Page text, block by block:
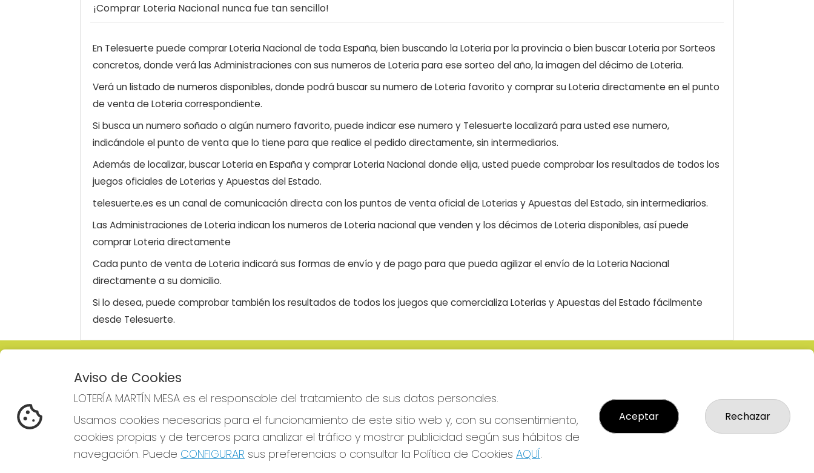
¡Comprar Loteria Nacional nunca fue tan sencillo!
En Telesuerte puede comprar Loteria Nacional de toda España, bien buscando la Loteria por la provincia o bien buscar Loteria por Sorteos
concretos, donde verá las Administraciones con sus numeros de Loteria para ese sorteo del año, la imagen del décimo de Loteria.
Verá un listado de numeros disponibles, donde podrá buscar su numero de Loteria favorito y comprar su Loteria directamente en el punto
de venta de Loteria correspondiente.
Si busca un numero soñado o algún numero favorito, puede indicar ese numero y Telesuerte localizará para usted ese numero,
indicándole el punto de venta que lo tiene para que realice el pedido directamente, sin intermediarios.
Además de localizar, buscar Loteria en España y comprar Loteria Nacional donde elija, usted puede comprobar los resultados de todos los
juegos oficiales de Loterias y Apuestas del Estado.
telesuerte.es es un canal de comunicación directa con los puntos de venta oficial de Loterias y Apuestas del Estado, sin intermediarios.
Las Administraciones de Loteria indican los numeros de Loteria nacional que venden y los décimos de Loteria disponibles, así puede
comprar Loteria directamente
Cada punto de venta de Loteria indicará sus formas de envío y de pago para que pueda agilizar el envío de la Loteria Nacional
directamente a su domicilio.
Si lo desea, puede comprobar también los resultados de todos los juegos que comercializa Loterias y Apuestas del Estado fácilmente
desde Telesuerte.
LOTERÍA MARTÍN MESA
¿Quiénes somos?
Comprar lotería
Resultados
Empresas
Comprar en SELAE
Boletos digitales
ADMINISTRACION DE LOTERIAS: 2-
CIUDAD RODRIGO - RECEPTOR
923482019
web@admon2martinmesa.es
CARDENAL TAVERA, 5
Política de Privacidad
Política de Cookies
Condiciones de Compra
Aviso de Cookies
LOTERÍA MARTÍN MESA es el responsable del tratamiento de sus datos personales.
Usamos cookies necesarias para el funcionamiento de este sitio web y, con su consentimiento,
cookies propias y de terceros para analizar el tráfico y mostrar publicidad según sus hábitos de
navegación. Puede CONFIGURAR sus preferencias o consultar la Política de Cookies AQUÍ.
Aceptar Rechazar